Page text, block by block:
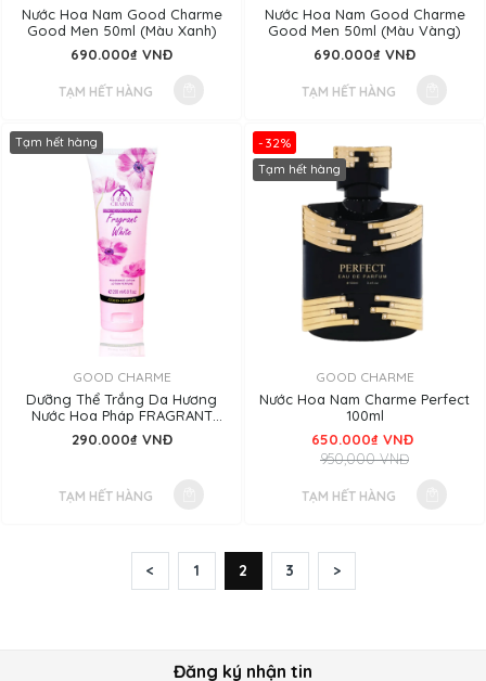
Nước Hoa Nam Good Charme
Good Men 50ml (Màu Xanh)
690.000₫ VNĐ
TẠM HẾT HÀNG
Nước Hoa Nam Good Charme
Good Men 50ml (Màu Vàng)
690.000₫ VNĐ
TẠM HẾT HÀNG
Tạm hết hàng
GOOD CHARME
Dưỡng Thể Trắng Da Hương
Nước Hoa Pháp FRAGRANT
WHITE
290.000₫ VNĐ
TẠM HẾT HÀNG
-32%
Tạm hết hàng
GOOD CHARME
Nước Hoa Nam Charme Perfect
100ml
650.000₫ VNĐ
950,000 VNĐ
TẠM HẾT HÀNG
< 1 2 3 >
Đăng ký nhận tin